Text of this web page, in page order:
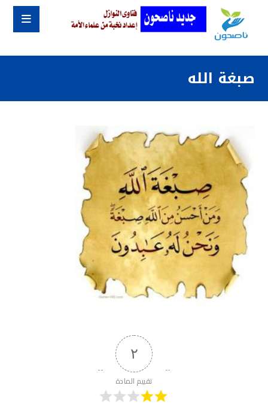
صبغة الله
٢
تقييم المادة